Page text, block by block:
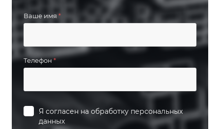
Ваше имя *
Телефон*
Я согласен на обработку персональных
данных